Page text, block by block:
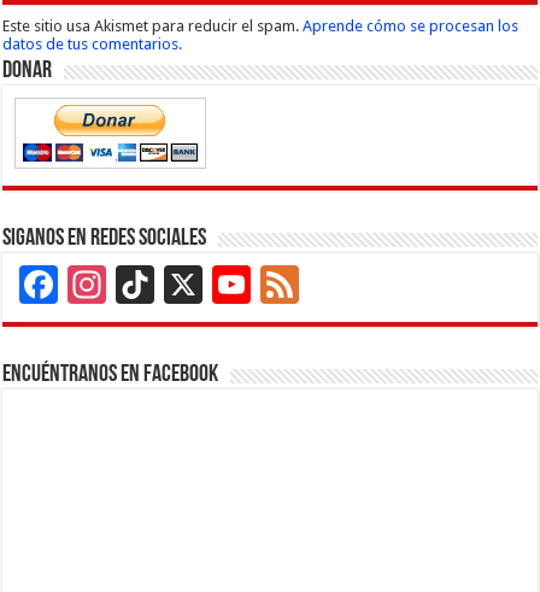
Este sitio usa Akismet para reducir el spam.Aprende cómo se procesan los
datos de tus comentarios.
Donar
Siganos en Redes Sociales
Facebook
Instagram
TikTok
X
YouTube
Channel
Encuéntranos en Facebook